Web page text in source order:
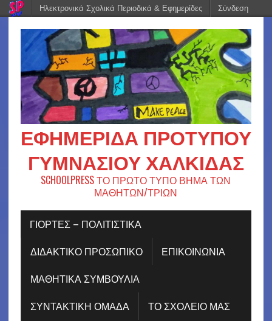
ΕΦΗΜΕΡΊΔΑ ΠΡΟΤΎΠΟΥ
ΓΥΜΝΑΣΊΟΥ ΧΑΛΚΊΔΑΣ
SCHOOLPRESS ΤΟ ΠΡΩΤΟ ΤΥΠΟ ΒΗΜΑ ΤΩΝ
ΜΑΘΗΤΩΝ/ΤΡΙΩΝ
ΓΙΟΡΤΈΣ – ΠΟΛΙΤΙΣΤΙΚΆ
ΔΙΔΑΚΤΙΚΟ ΠΡΟΣΩΠΙΚΟ
ΕΠΙΚΟΙΝΩΝΙΑ
ΜΑΘΗΤΙΚΑ ΣΥΜΒΟΥΛΙΑ
ΣΥΝΤΑΚΤΙΚΗ ΟΜΑΔΑ
ΤΟ ΣΧΟΛΕΙΟ ΜΑΣ
Ηλεκτρονικά Σχολικά Περιοδικά & Εφημερίδες Σύνδεση